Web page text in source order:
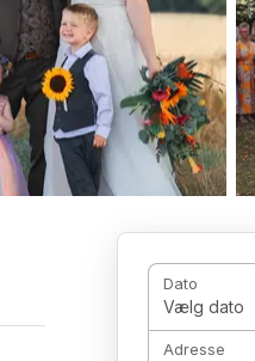
Dato
Vælg dato
Adresse